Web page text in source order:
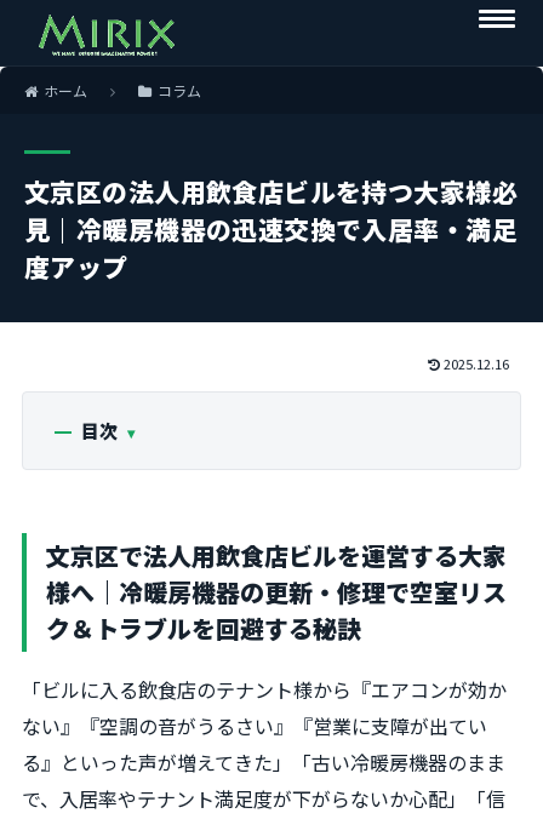
ホーム コラム
文京区の法人用飲食店ビルを持つ大家様必
見｜冷暖房機器の迅速交換で入居率・満足
度アップ
2025.12.16
目次
文京区で法人用飲食店ビルを運営する大家
様へ｜冷暖房機器の更新・修理で空室リス
ク＆トラブルを回避する秘訣
「ビルに入る飲食店のテナント様から『エアコンが効か
ない』『空調の音がうるさい』『営業に支障が出てい
る』といった声が増えてきた」「古い冷暖房機器のまま
で、入居率やテナント満足度が下がらないか心配」「信